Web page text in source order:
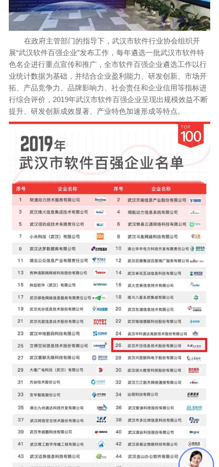
在政府主管部门的指导下，武汉市软件行业协会组织开
展“武汉软件百强企业”发布工作，每年遴选一批武汉市软件特
色名企进行重点宣传和推广，全市软件百强企业遴选工作以行
业统计数据为基础，并结合企业盈利能力、研发创新、市场开
拓、产品竞争力、品牌影响力、社会责任和企业信用等指标进
行综合评价，2019年武汉市软件百强企业呈现出规模效益不断
提升、研发创新成效显著、产业特色加速形成等特点。